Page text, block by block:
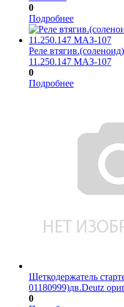
0
Подробнее
Реле
11.250.147 МАЗ-107
0
Подробнее
Щеткодержатель
01180999)дв.Deutz
0